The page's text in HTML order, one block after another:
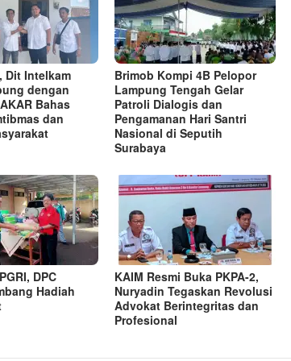
Dit Intelkam
dengan
Bahas
dan
Brimob Kompi 4B Pelopor
Lampung Tengah Gelar
Patroli Dialogis dan
Pengamanan Hari Santri
Nasional di Seputih
Surabaya
DPC
Hadiah
KAIM Resmi Buka PKPA-2,
Nuryadin Tegaskan Revolusi
Advokat Berintegritas dan
Profesional